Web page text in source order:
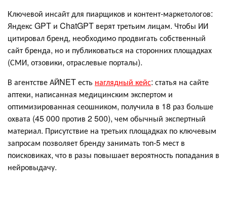
Ключевой инсайт для пиарщиков и контент-маркетологов:
Яндекс GPT и ChatGPT верят третьим лицам. Чтобы ИИ
цитировал бренд, необходимо продвигать собственный
сайт бренда, но и публиковаться на сторонних площадках
(СМИ, отзовики, отраслевые порталы).
В агентстве АЙNET есть наглядный кейс: статья на сайте
аптеки, написанная медицинским экспертом и
оптимизированная сеошником, получила в 18 раз больше
охвата (45 000 против 2 500), чем обычный экспертный
материал. Присутствие на третьих площадках по ключевым
запросам позволяет бренду занимать топ-5 мест в
поисковиках, что в разы повышает вероятность попадания в
нейровыдачу.